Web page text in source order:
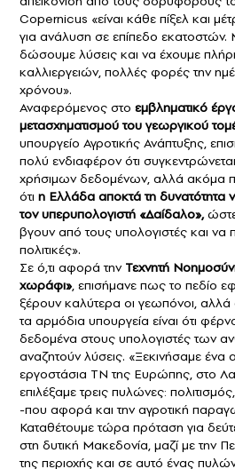
Copernicus «είναι κάθε πίξελ και
για ανάλυση σε επίπεδο
δώσουμε λύσεις και να έχουμε
καλλιεργειών, πολλές φορές την
χρόνου».
Αναφερόμενος στο εμβληματικό
μετασχηματισμού του γεωργικού
υπουργείο Αγροτικής Ανάπτυξης,
πολύ ενδιαφέρον ότι
χρήσιμων δεδομένων, αλλά ακόμα
ότι η Ελλάδα αποκτά τη δυνατότητα
τον υπερυπολογιστή «Δαίδαλο»,
βγουν από τους υπολογιστές και να
πολιτικές».
Σε ό,τι αφορά τηνΤεχνητή
χωράφι», επισήμανε πως το πεδίο
ξέρουν καλύτερα οι γεωπόνοι,
τα αρμόδια υπουργεία είναι ότι
δεδομένα στους υπολογιστές των
αναζητούν λύσεις. «Ξεκινήσαμε
εργοστάσια ΤΝ της Ευρώπης, στο
επιλέξαμε τρεις πυλώνες:
-που αφορά και την αγροτική
Καταθέτουμε τώρα πρόταση για
στη δυτική Μακεδονία, μαζί με την
της περιοχής και σε αυτό ένας